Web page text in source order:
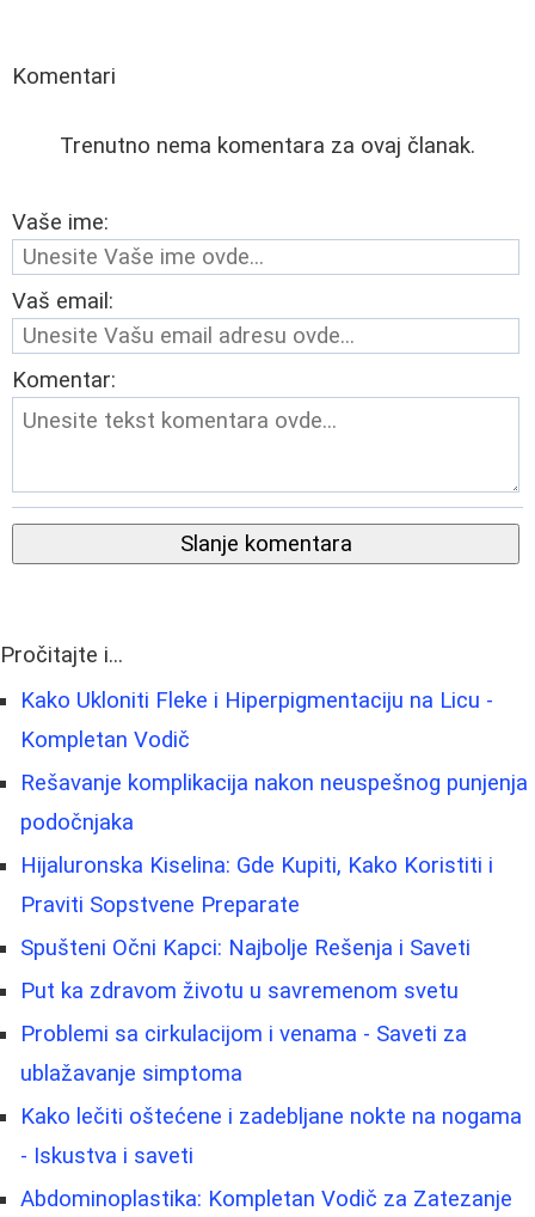
Komentari
Trenutno nema komentara za ovaj članak.
Vaše ime:
Vaš email:
Komentar:
Slanje komentara
Pročitajte i...
Kako Ukloniti Fleke i Hiperpigmentaciju na Licu -
Kompletan Vodič
Rešavanje komplikacija nakon neuspešnog punjenja
podočnjaka
Hijaluronska Kiselina: Gde Kupiti, Kako Koristiti i
Praviti Sopstvene Preparate
Spušteni Očni Kapci: Najbolje Rešenja i Saveti
Put ka zdravom životu u savremenom svetu
Problemi sa cirkulacijom i venama - Saveti za
ublažavanje simptoma
Kako lečiti oštećene i zadebljane nokte na nogama
- Iskustva i saveti
Abdominoplastika: Kompletan Vodič za Zatezanje